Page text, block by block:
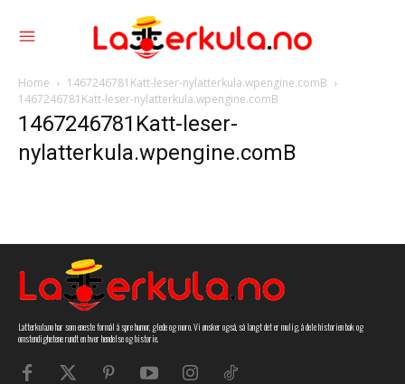
Home
1467246781Katt-leser-nylatterkula.wpengine.comB
1467246781Katt-leser-nylatterkula.wpengine.comB
1467246781Katt-leser-
nylatterkula.wpengine.comB
Latterkula.no har som eneste formål å spre humor, glede og moro. Vi ønsker også, så langt det er mulig, å dele historien bak og
omstendighetene rundt en hver hendelse og historie.